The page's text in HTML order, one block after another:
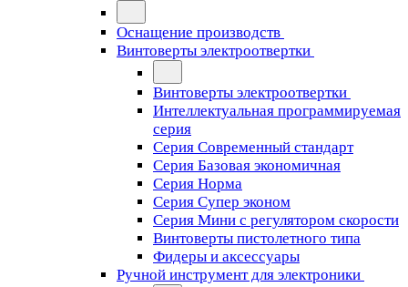
Оснащение производств
Винтоверты электроотвертки
Винтоверты электроотвертки
Интеллектуальная программируемая
серия
Серия Современный стандарт
Серия Базовая экономичная
Серия Норма
Серия Cупер эконом
Серия Мини с регулятором скорости
Винтоверты пистолетного типа
Фидеры и аксессуары
Ручной инструмент для электроники